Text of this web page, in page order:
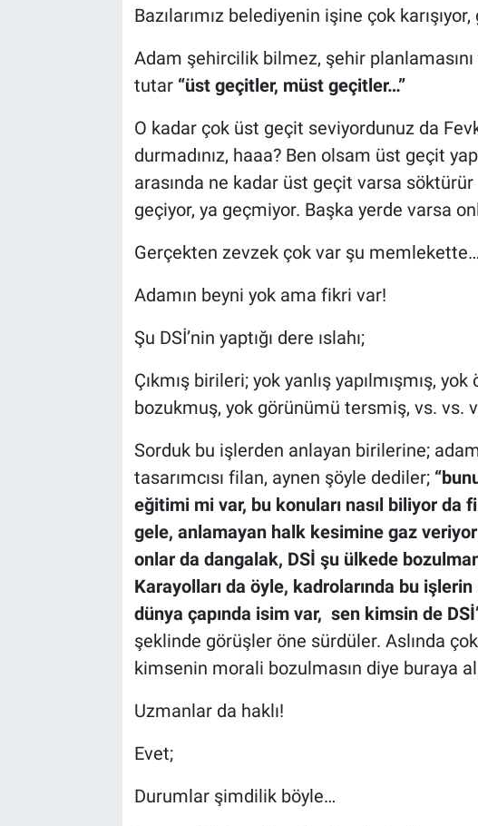
Bazılarımız belediyenin işine çok
Adam şehircilik bilmez, şehir
tutar“üst geçitler, müst geçitler…”
O kadar çok üst geçit seviyordunuz da
durmadınız, haaa? Ben olsam üst geçit
arasında ne kadar üst geçit varsa
geçiyor, ya geçmiyor. Başka yerde varsa
Gerçekten zevzek çok var şu memlekette…
Adamın beyni yok ama fikri var!
Şu DSİ’nin yaptığı dere ıslahı;
Çıkmış birileri; yok yanlış yapılmışmış,
bozukmuş, yok görünümü tersmiş, vs. vs.
Sorduk bu işlerden anlayan birilerine;
tasarımcısı filan, aynen şöyle dediler;
eğitimi mi var, bu konuları nasıl biliyor da
gele, anlamayan halk kesimine gaz
onlar da dangalak, DSİ şu ülkede
Karayolları da öyle, kadrolarında bu işlerin
dünya çapında isim var, sen kimsin de
şeklinde görüşler öne sürdüler. Aslında
kimsenin morali bozulmasın diye buraya
Uzmanlar da haklı!
Evet;
Durumlar şimdilik böyle…